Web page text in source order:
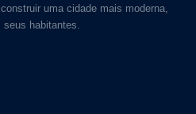
uma cidade mais moderna,
seus habitantes.